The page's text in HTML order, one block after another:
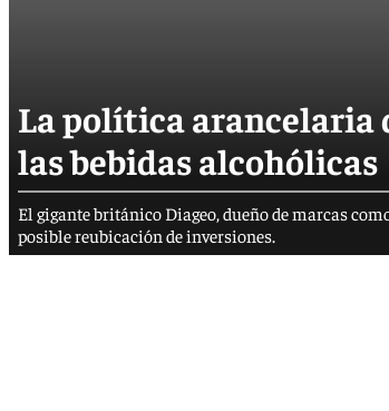
La política arancelaria
las bebidas alcohólicas
El gigante británico Diageo, dueño de marcas
posible reubicación de inversiones.